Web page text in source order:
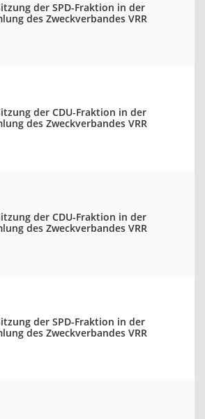
der SPD-Fraktion in der
des Zweckverbandes VRR
der CDU-Fraktion in der
des Zweckverbandes VRR
der CDU-Fraktion in der
des Zweckverbandes VRR
der SPD-Fraktion in der
des Zweckverbandes VRR